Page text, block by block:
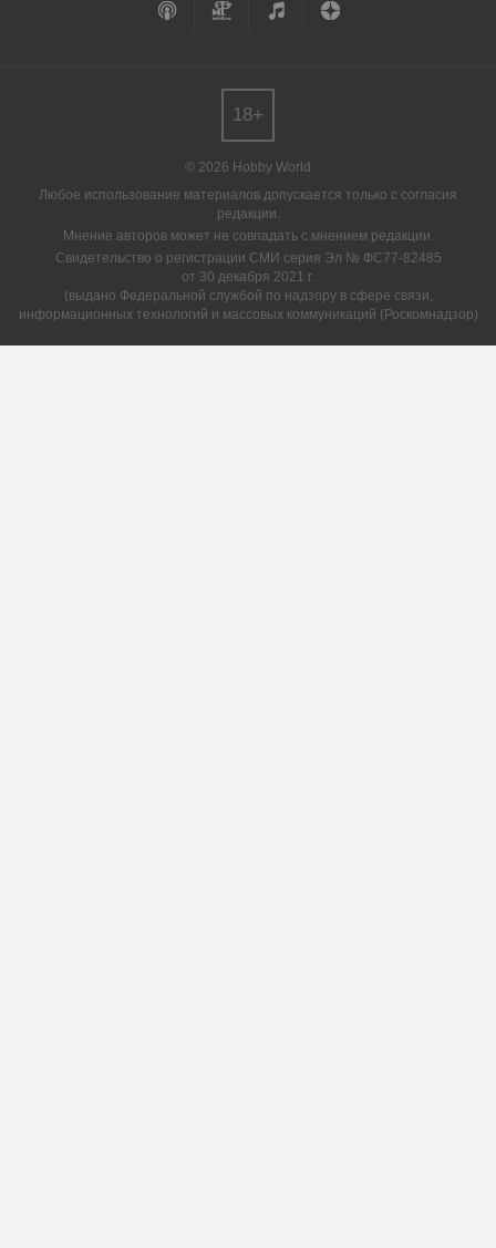
© 2026 Hobby World
Любое использование материалов допускается только с согласия
редакции.
Мнение авторов может не совпадать с мнением редакции.
Свидетельство о регистрации СМИ серия Эл № ФС77-82485
от 30 декабря 2021 г.
(выдано Федеральной службой по надзору в сфере связи,
информационных технологий и массовых коммуникаций (Роскомнадзор)
18+